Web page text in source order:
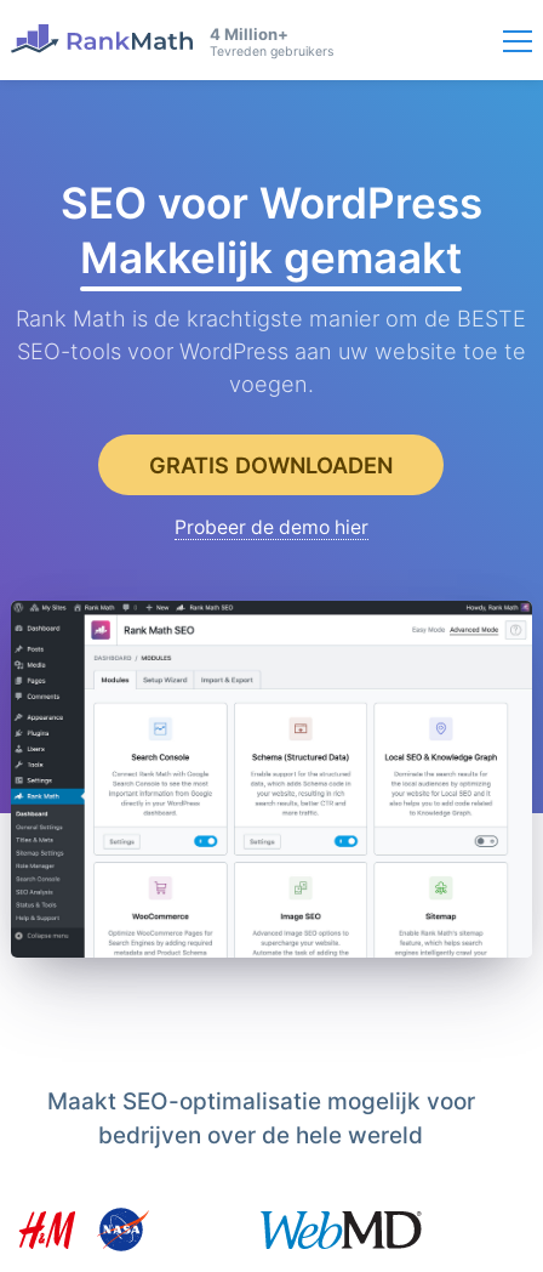
4 Million+
Tevreden gebruikers
SEO voor WordPress
Makkelijk gemaakt
Rank Math is de krachtigste manier om de BESTE
SEO-tools voor WordPress aan uw website toe te
voegen.
GRATIS DOWNLOADEN
Probeer de demo hier
Maakt SEO-optimalisatie mogelijk voor
bedrijven over de hele wereld